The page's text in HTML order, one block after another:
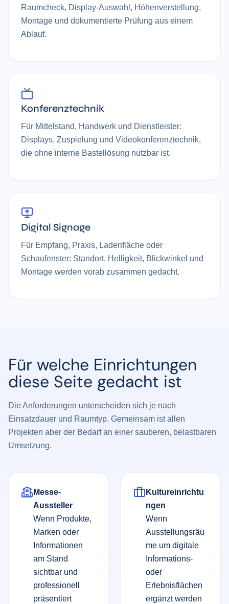
Raumcheck, Display-Auswahl, Höhen­verstellung,
Montage und dokumentierte Prüfung aus einem
Ablauf.
Konferenztechnik
Für Mittelstand, Handwerk und Dienstleister:
Displays, Zuspielung und Videokonferenz­technik,
die ohne interne Bastellösung nutzbar ist.
Digital Signage
Für Empfang, Praxis, Ladenfläche oder
Schaufenster: Standort, Helligkeit, Blickwinkel und
Montage werden vorab zusammen gedacht.
Für welche Einrichtungen
diese Seite gedacht ist
Die Anforderungen unterscheiden sich je nach
Einsatzdauer und Raumtyp. Gemeinsam ist allen
Projekten aber der Bedarf an einer sauberen, belastbaren
Umsetzung.
Messe-
Aussteller
Wenn Produkte,
Marken oder
Informationen
am Stand
sichtbar und
professionell
präsentiert
Kultureinrichtu
ngen
Wenn
Ausstellungsräu
me um digitale
Informations-
oder
Erlebnisflächen
ergänzt werden